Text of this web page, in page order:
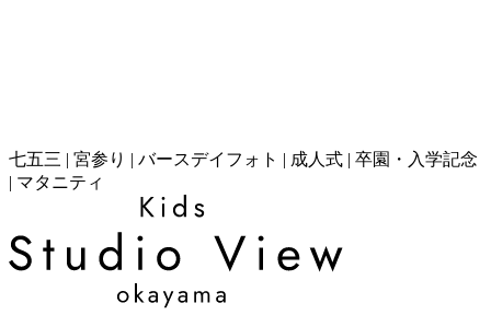
七五三 | 宮参り | バースデイフォト | 成人式 | 卒園・入学記念
| マタニティ